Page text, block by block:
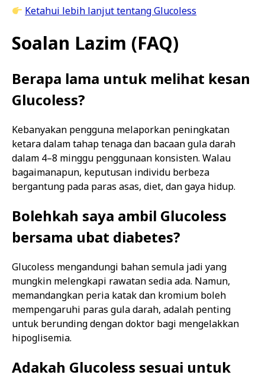
Ketahui lebih lanjut tentang Glucoless
Soalan Lazim (FAQ)
Berapa lama untuk melihat kesan
Glucoless?
Kebanyakan pengguna melaporkan peningkatan
ketara dalam tahap tenaga dan bacaan gula darah
dalam 4–8 minggu penggunaan konsisten. Walau
bagaimanapun, keputusan individu berbeza
bergantung pada paras asas, diet, dan gaya hidup.
Bolehkah saya ambil Glucoless
bersama ubat diabetes?
Glucoless mengandungi bahan semula jadi yang
mungkin melengkapi rawatan sedia ada. Namun,
memandangkan peria katak dan kromium boleh
mempengaruhi paras gula darah, adalah penting
untuk berunding dengan doktor bagi mengelakkan
hipoglisemia.
Adakah Glucoless sesuai untuk